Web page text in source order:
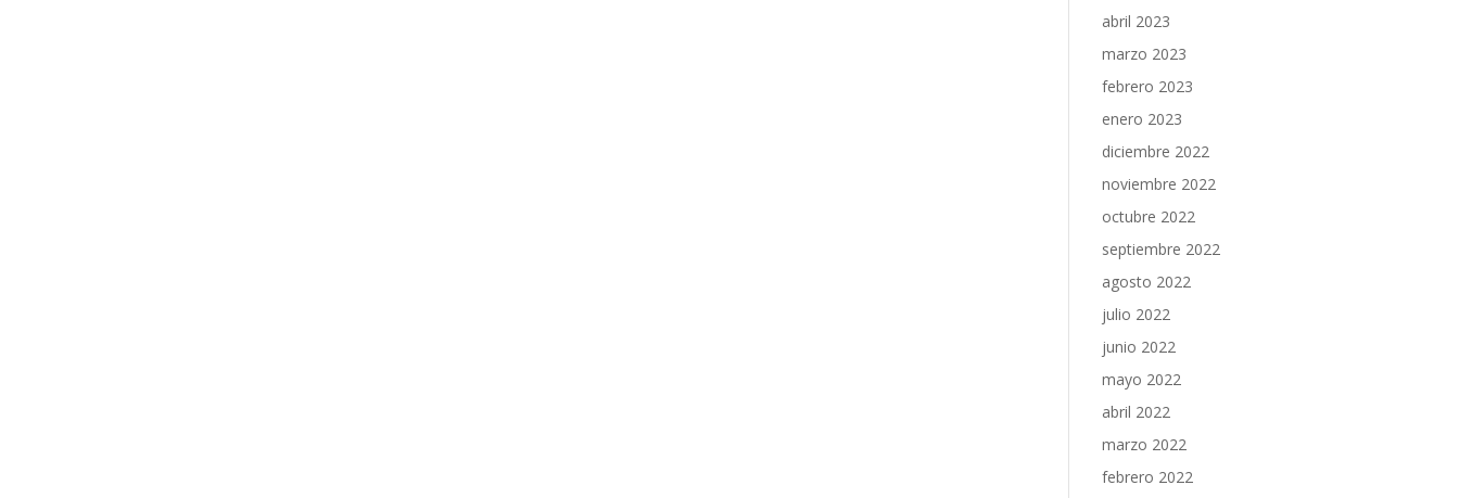
abril 2023
marzo 2023
febrero 2023
enero 2023
diciembre 2022
noviembre 2022
octubre 2022
septiembre 2022
agosto 2022
julio 2022
junio 2022
mayo 2022
abril 2022
marzo 2022
febrero 2022